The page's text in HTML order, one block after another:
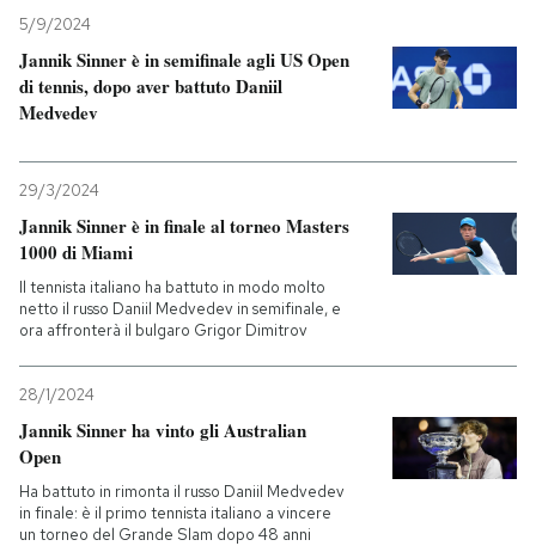
AREA PERSONALE
Entra
5/9/2024
Jannik Sinner è in semifinale agli US Open
di tennis, dopo aver battuto Daniil
Medvedev
29/3/2024
Jannik Sinner è in finale al torneo Masters
1000 di Miami
Il tennista italiano ha battuto in modo molto
netto il russo Daniil Medvedev in semifinale, e
ora affronterà il bulgaro Grigor Dimitrov
28/1/2024
Jannik Sinner ha vinto gli Australian
Open
Ha battuto in rimonta il russo Daniil Medvedev
in finale: è il primo tennista italiano a vincere
un torneo del Grande Slam dopo 48 anni